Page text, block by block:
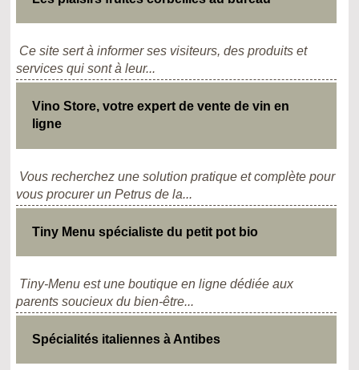
Ce site sert à informer ses visiteurs, des produits et
services qui sont à leur...
Vino Store, votre expert de vente de vin en
ligne
Vous recherchez une solution pratique et complète pour
vous procurer un Petrus de la...
Tiny Menu spécialiste du petit pot bio
Tiny-Menu est une boutique en ligne dédiée aux
parents soucieux du bien-être...
Spécialités italiennes à Antibes